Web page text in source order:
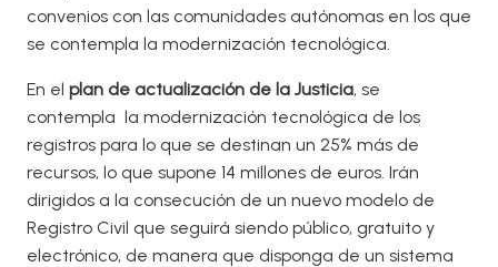
convenios con las comunidades autónomas en los que
se contempla la modernización tecnológica.
En el plan de actualización de la Justicia, se
contempla la modernización tecnológica de los
registros para lo que se destinan un 25% más de
recursos, lo que supone 14 millones de euros. Irán
dirigidos a la consecución de un nuevo modelo de
Registro Civil que seguirá siendo público, gratuito y
electrónico, de manera que disponga de un sistema